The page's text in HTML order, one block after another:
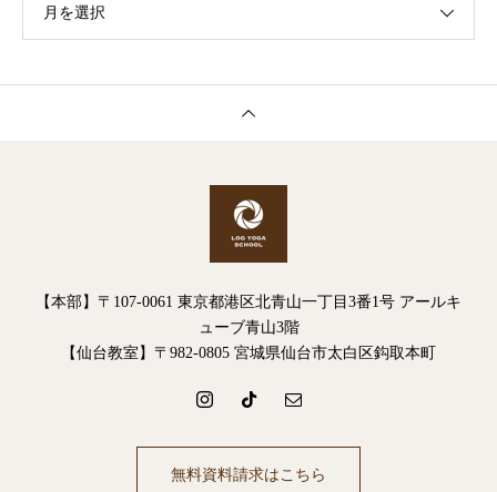
月を選択
【本部】〒107-0061 東京都港区北青山一丁目3番1号 アールキ
ューブ青山3階
【仙台教室】〒982-0805 宮城県仙台市太白区鈎取本町
無料資料請求はこちら